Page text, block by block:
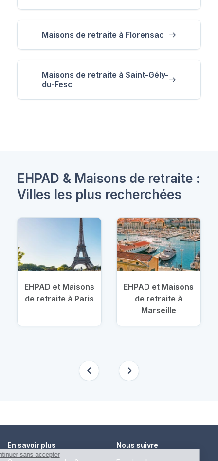
Maisons de retraite à Florensac
Maisons de retraite à Saint-Gély-
du-Fesc
EHPAD & Maisons de retraite :
Villes les plus recherchées
EHPAD et Maisons
de retraite à Paris
EHPAD et Maisons
de retraite à
Marseille
En savoir plus
Nous suivre